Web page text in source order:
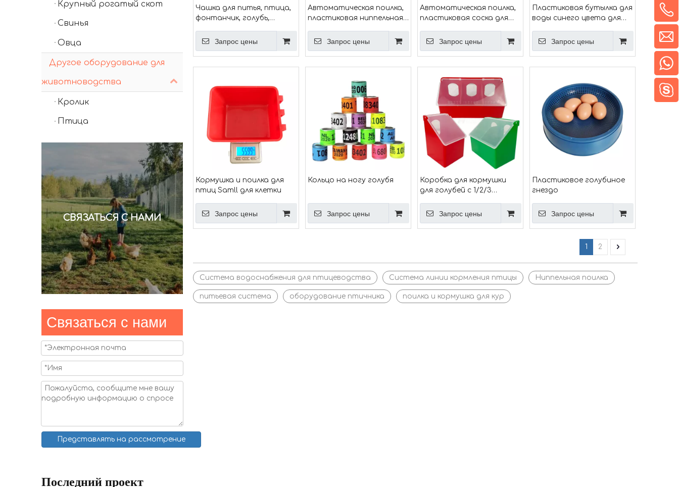
Крупный рогатый скот
Свинья
Овца
Другое оборудование для
животноводства
Кролик
Птица
СВЯЗАТЬСЯ С НАМИ
Связаться с нами
Представлять на рассмотрение
Чашка для питья, птица,
фонтанчик, голубь,
двойным ртом
Запрос цены
Автоматическая поилка,
пластиковая ниппельная
для перепелов, чашка для
Запрос цены
Автоматическая поилка,
пластиковая соска для
ниппельная поилка для
перепелов, поилка для
птицы, поилка Ph-53
Запрос цены
Пластиковая бутылка для
воды синего цвета для
перепелка, кормушка для
птиц, чашка PH-54
Запрос цены
Кормушка и поилка для
птиц Samll для клетки
Запрос цены
Кольцо на ногу голубя
Запрос цены
Коробка для кормушки
для голубей с 1/2/3
Запрос цены
Пластиковое голубиное
гнездо
Запрос цены
1 2
»
Система водоснабжения для птицеводства Система линии кормления птицы Ниппельная поилка
питьевая система оборудование птичника поилка и кормушка для кур
Последний проект